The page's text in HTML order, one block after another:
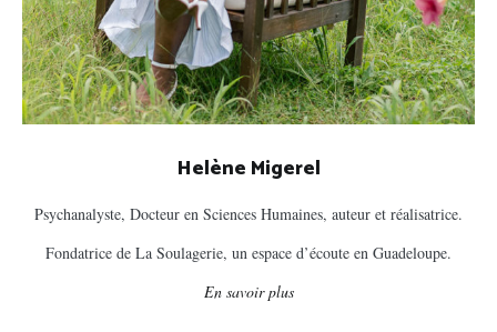
Helène Migerel
Psychanalyste, Docteur en Sciences Humaines, auteur et réalisatrice.
Fondatrice de La Soulagerie, un espace d’écoute en Guadeloupe.
En savoir plus